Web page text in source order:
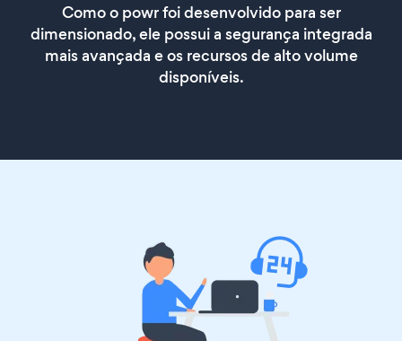
Como o powr foi desenvolvido para ser
dimensionado, ele possui a segurança integrada
mais avançada e os recursos de alto volume
disponíveis.